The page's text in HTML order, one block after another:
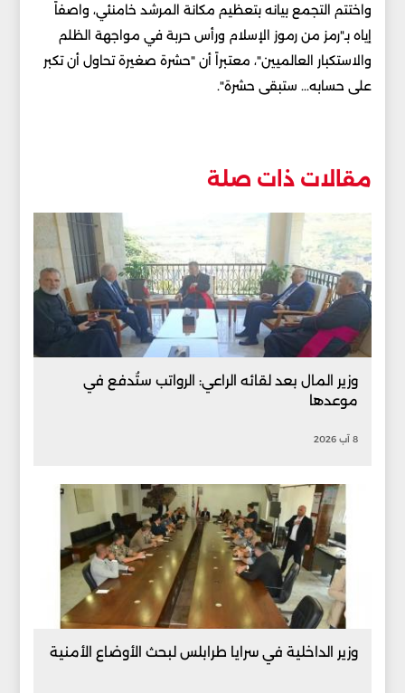
واختتم التجمع بيانه بتعظيم مكانة المرشد خامنئي، واصفاً
إياه بـ"رمز من رموز الإسلام ورأس حربة في مواجهة الظلم
والاستكبار العالميين"، معتبراً أن "حشرة صغيرة تحاول أن تكبر
على حسابه... ستبقى حشرة".
مقالات ذات صلة
وزير المال بعد لقائه الراعي: الرواتب ستُدفع في
موعدها
8 آب 2026
وزير الداخلية في سرايا طرابلس لبحث الأوضاع الأمنية